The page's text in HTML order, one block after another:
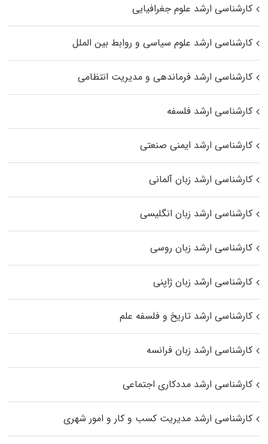
کارشناسی ارشد علوم جغرافیایی
کارشناسی ارشد علوم سیاسی و روابط بین الملل
کارشناسی ارشد فرماندهی و مدیریت انتظامی
کارشناسی ارشد فلسفه
کارشناسی ارشد ایمنی صنعتی
کارشناسی ارشد زبان آلمانی
کارشناسی ارشد زبان انگلیسی
کارشناسی ارشد زبان روسی
کارشناسی ارشد زبان ژاپنی
کارشناسی ارشد تاریخ و فلسفه علم
کارشناسی ارشد زبان فرانسه
کارشناسی ارشد مددکاری اجتماعی
کارشناسی ارشد مدیریت کسب و کار و امور شهری